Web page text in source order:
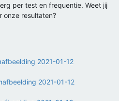
per test en frequentie. Weet jij
onze resultaten?